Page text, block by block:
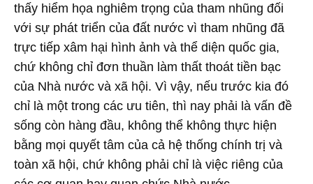
thấy hiểm họa nghiêm trọng của tham nhũng đối
với sự phát triển của đất nước vì tham nhũng đã
trực tiếp xâm hại hình ảnh và thể diện quốc gia,
chứ không chỉ đơn thuần làm thất thoát tiền bạc
của Nhà nước và xã hội. Vì vậy, nếu trước kia đó
chỉ là một trong các ưu tiên, thì nay phải là vấn đề
sống còn hàng đầu, không thể không thực hiện
bằng mọi quyết tâm của cả hệ thống chính trị và
toàn xã hội, chứ không phải chỉ là việc riêng của